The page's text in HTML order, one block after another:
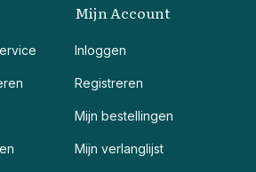
Mijn Account
Inloggen
Registreren
Mijn bestellingen
Mijn verlanglijst